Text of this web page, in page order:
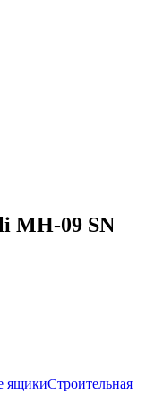
МН-09 SN
ящикиСтроительная